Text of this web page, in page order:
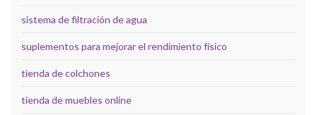
sistema de filtración de agua
suplementos para mejorar el rendimiento físico
tienda de colchones
tienda de muebles online